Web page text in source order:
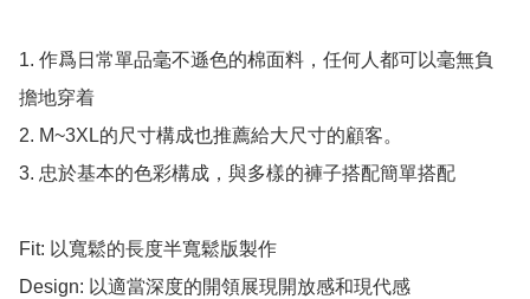
1. 作爲日常單品毫不遜色的棉面料，任何人都可以毫無負
擔地穿着
2. M~3XL的尺寸構成也推薦給大尺寸的顧客。
3. 忠於基本的色彩構成，與多樣的褲子搭配簡單搭配
Fit: 以寬鬆的長度半寬鬆版製作
Design: 以適當深度的開領展現開放感和現代感